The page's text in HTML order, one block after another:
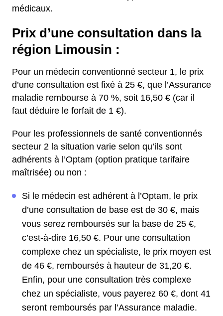
médicaux.
Prix d’une consultation dans la
région Limousin :
Pour un médecin conventionné secteur 1, le prix
d’une consultation est fixé à 25 €, que l’Assurance
maladie rembourse à 70 %, soit 16,50 € (car il
faut déduire le forfait de 1 €).
Pour les professionnels de santé conventionnés
secteur 2 la situation varie selon qu’ils sont
adhérents à l’Optam (option pratique tarifaire
maîtrisée) ou non :
Si le médecin est adhérent à l’Optam, le prix
d’une consultation de base est de 30 €, mais
vous serez remboursés sur la base de 25 €,
c’est-à-dire 16,50 €. Pour une consultation
complexe chez un spécialiste, le prix moyen est
de 46 €, remboursés à hauteur de 31,20 €.
Enfin, pour une consultation très complexe
chez un spécialiste, vous payerez 60 €, dont 41
seront remboursés par l’Assurance maladie.